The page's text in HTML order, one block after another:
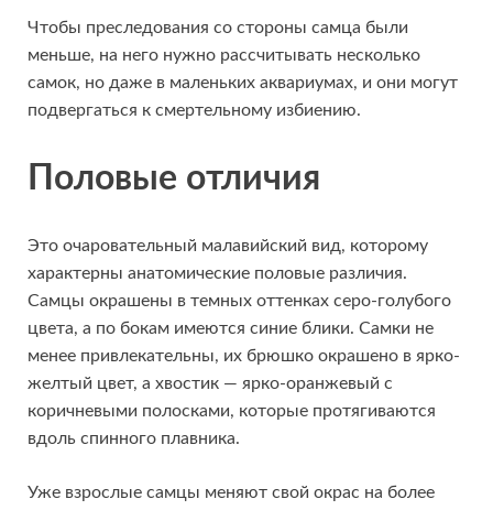
Чтобы преследования со стороны самца были
меньше, на него нужно рассчитывать несколько
самок, но даже в маленьких аквариумах, и они могут
подвергаться к смертельному избиению.
Половые отличия
Это очаровательный малавийский вид, которому
характерны анатомические половые различия.
Самцы окрашены в темных оттенках серо-голубого
цвета, а по бокам имеются синие блики. Самки не
менее привлекательны, их брюшко окрашено в ярко-
желтый цвет, а хвостик — ярко-оранжевый с
коричневыми полосками, которые протягиваются
вдоль спинного плавника.
Уже взрослые самцы меняют свой окрас на более